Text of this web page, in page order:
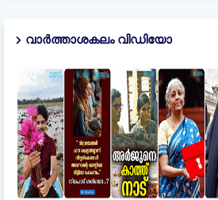
വാർത്താശകലം വിഡിയോ